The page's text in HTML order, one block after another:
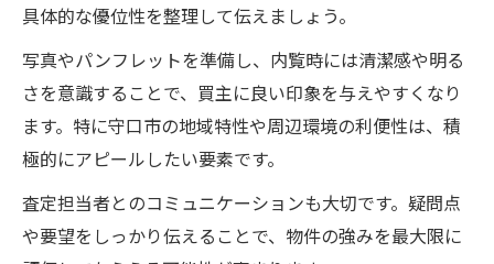
具体的な優位性を整理して伝えましょう。
写真やパンフレットを準備し、内覧時には清潔感や明る
さを意識することで、買主に良い印象を与えやすくなり
ます。特に守口市の地域特性や周辺環境の利便性は、積
極的にアピールしたい要素です。
査定担当者とのコミュニケーションも大切です。疑問点
や要望をしっかり伝えることで、物件の強みを最大限に